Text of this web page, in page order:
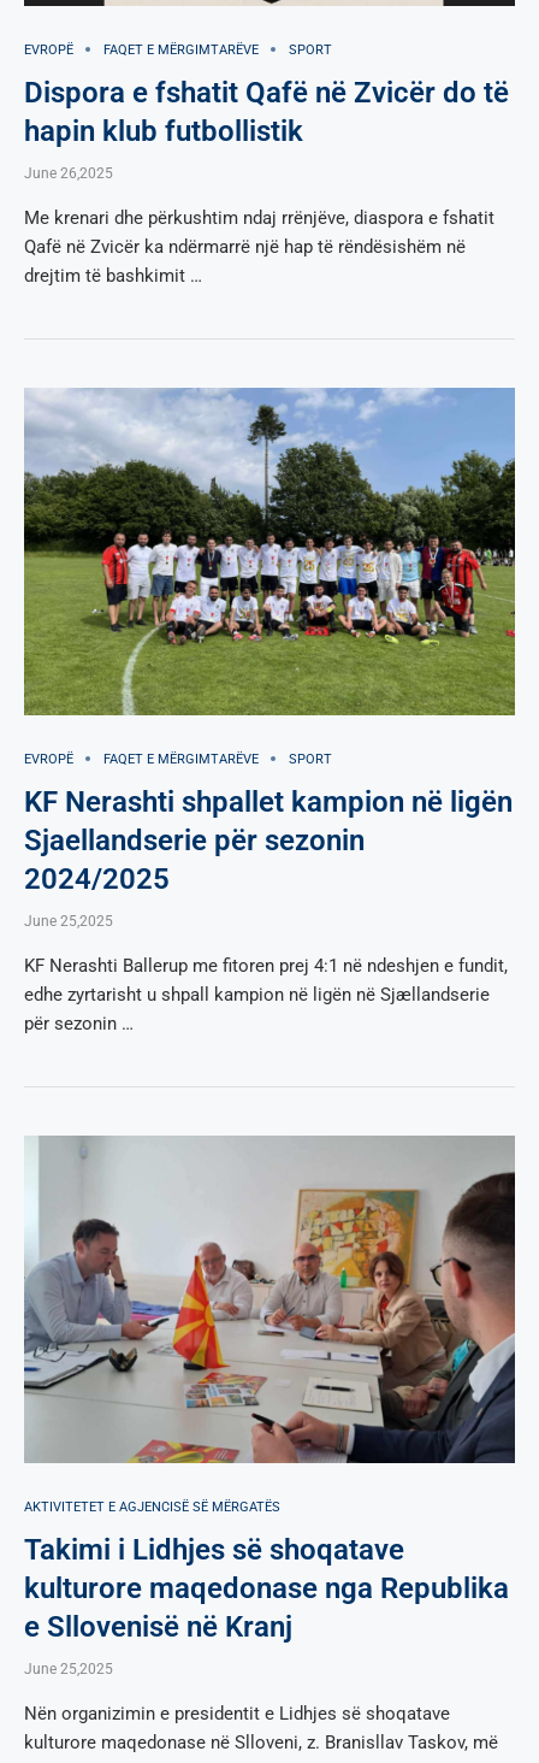
EVROPË FAQET E MËRGIMTARËVE SPORT
Dispora e fshatit Qafë në Zvicër do të
hapin klub futbollistik
June 26,2025
Me krenari dhe përkushtim ndaj rrënjëve, diaspora e fshatit
Qafë në Zvicër ka ndërmarrë një hap të rëndësishëm në
drejtim të bashkimit …
EVROPË FAQET E MËRGIMTARËVE SPORT
KF Nerashti shpallet kampion në ligën
Sjaellandserie për sezonin
2024/2025
June 25,2025
KF Nerashti Ballerup me fitoren prej 4:1 në ndeshjen e fundit,
edhe zyrtarisht u shpall kampion në ligën në Sjællandserie
për sezonin …
AKTIVITETET E AGJENCISË SË МËRGATËS
Takimi i Lidhjes së shoqatave
kulturore maqedonase nga Republika
e Sllovenisë në Kranj
June 25,2025
Nën organizimin e presidentit e Lidhjes së shoqatave
kulturore maqedonase në Slloveni, z. Branisllav Taskov, më